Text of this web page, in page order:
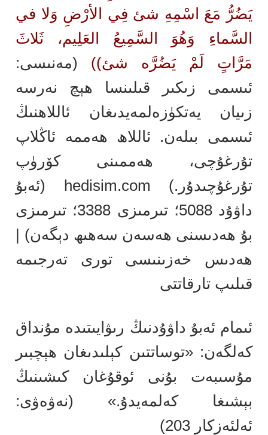
يَضُرُّ مَعَ اسْمِهِ شئ فِي الأرْضِ وَلا في
السَّماءِ وَهُوَ السَّمِيعُ العَلِيم، ثَلاثَ
مَرَّاتٍ لَمْ يَضُرَّه شئ)) (مەنىسى:
ئىسمى زىكىر قىلىنسا ھېچ نەرسە
زىيان يەتكۈزەلمەيدىغان ئاللاھنىڭ
ئىسمى بىلەن. ئاللاھ ھەممە ئاڭلاپ
تۇرغۇچى، ھەممىنى كۆرۈپ
تۇرغۇچىدۇر.) hedisim.com
(ئەبۇ
داۋۇد 5088؛ تىرمىزى 3388؛ تىرمىزى
بۇ ھەدىسنى ھەسەن سەھىھ دېگەن) |
ھەدىس خەزىنىسى تورى تەرجىمە
قىلىپ تارقاتتى
ئىمام ئەبۇ داۋۇدنىڭ رىۋايىتىدە مۇنداق
كەلگەن: «توساتتىن كېلىدىغان ھېچبىر
مۇسىبەت بۇنى ئوقۇغان كىشىنىڭ
بېشىغا كەلمەيدۇ.» (نەۋەۋى:
ئەلئەزكار 203)